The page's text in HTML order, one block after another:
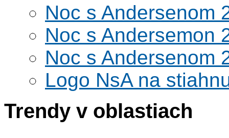
Noc s Andersenom
Noc s Andersemon
Noc s Andersenom
Logo NsA na
Trendy v oblastiach